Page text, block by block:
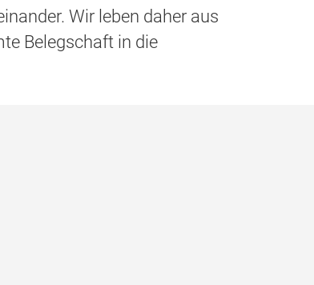
Wir leben daher aus
Belegschaft in die